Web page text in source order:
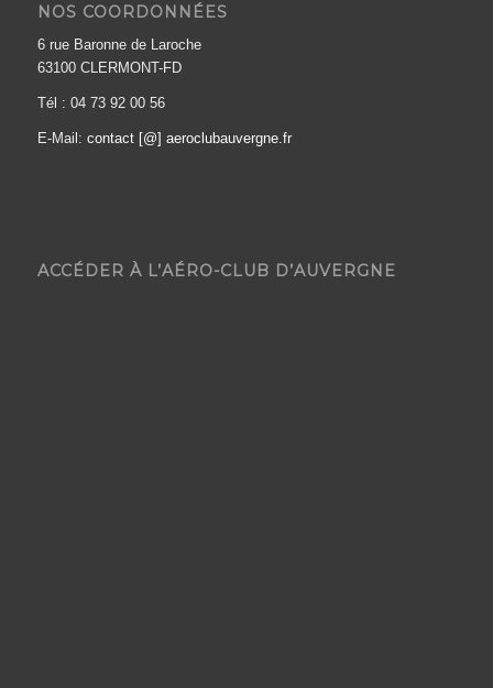
NOS COORDONNÉES
6 rue Baronne de Laroche
63100 CLERMONT-FD
Tél : 04 73 92 00 56
E-Mail: contact [@] aeroclubauvergne.fr
ACCÉDER À L’AÉRO-CLUB D’AUVERGNE